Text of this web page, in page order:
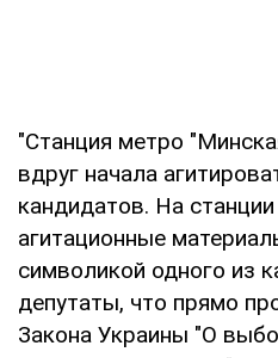
"Станция метро
вдруг начала
кандидатов. На
агитационные
символикой одного из
депутаты, что прямо
Закона Украины "О